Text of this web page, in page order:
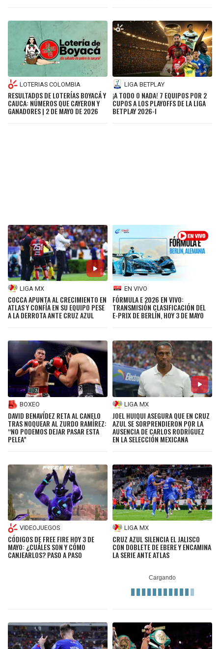
LOTERIAS COLOMBIA
RESULTADOS DE LOTERÍAS BOYACÁ Y
CAUCA: NÚMEROS QUE CAYERON Y
GANADORES | 2 DE MAYO DE 2026
LIGA BETPLAY
¡A TODO O NADA! 7 EQUIPOS POR 2
CUPOS A LOS PLAYOFFS DE LA LIGA
BETPLAY 2026-I
LIGA MX
COCCA APUNTA AL CRECIMIENTO EN
ATLAS Y CONFÍA EN SU EQUIPO PESE
A LA DERROTA ANTE CRUZ AZUL
EN VIVO
FÓRMULA E 2026 EN VIVO:
TRANSMISIÓN CLASIFICACIÓN DEL
E-PRIX DE BERLÍN, HOY 3 DE MAYO
BOXEO
DAVID BENAVÍDEZ RETA AL CANELO
TRAS NOQUEAR AL ZURDO RAMÍREZ:
“NO PODEMOS DEJAR PASAR ESTA
PELEA”
LIGA MX
JOEL HUIQUI ASEGURA QUE EN CRUZ
AZUL SE SORPRENDIERON POR LA
AUSENCIA DE CARLOS RODRÍGUEZ
EN LA SELECCIÓN MEXICANA
VIDEOJUEGOS
CÓDIGOS DE FREE FIRE HOY 3 DE
MAYO: ¿CUÁLES SON Y CÓMO
CANJEARLOS? PASO A PASO
LIGA MX
CRUZ AZUL SILENCIA EL JALISCO
CON DOBLETE DE EBERE Y ENCAMINA
LA SERIE ANTE ATLAS